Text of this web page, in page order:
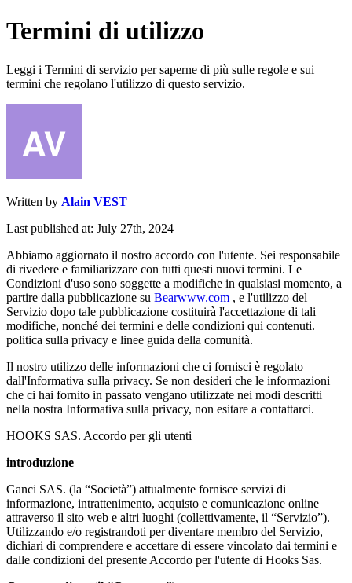
Termini di utilizzo
Leggi i Termini di servizio per saperne di più sulle regole e sui
termini che regolano l'utilizzo di questo servizio.
Written by Alain VEST
Last published at: July 27th, 2024
Abbiamo aggiornato il nostro accordo con l'utente. Sei responsabile
di rivedere e familiarizzare con tutti questi nuovi termini. Le
Condizioni d'uso sono soggette a modifiche in qualsiasi momento, a
partire dalla pubblicazione su Bearwww.com , e l'utilizzo del
Servizio dopo tale pubblicazione costituirà l'accettazione di tali
modifiche, nonché dei termini e delle condizioni qui contenuti.
politica sulla privacy e linee guida della comunità.
Il nostro utilizzo delle informazioni che ci fornisci è regolato
dall'Informativa sulla privacy. Se non desideri che le informazioni
che ci hai fornito in passato vengano utilizzate nei modi descritti
nella nostra Informativa sulla privacy, non esitare a contattarci.
HOOKS SAS. Accordo per gli utenti
introduzione
Ganci SAS. (la “Società”) attualmente fornisce servizi di
informazione, intrattenimento, acquisto e comunicazione online
attraverso il sito web e altri luoghi (collettivamente, il “Servizio”).
Utilizzando e/o registrandoti per diventare membro del Servizio,
dichiari di comprendere e accettare di essere vincolato dai termini e
dalle condizioni del presente Accordo per l'utente di Hooks Sas.